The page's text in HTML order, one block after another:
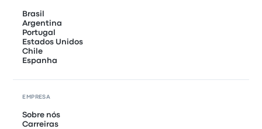
Brasil
Argentina
Portugal
Estados Unidos
Chile
Espanha
EMPRESA
Sobre nós
Carreiras